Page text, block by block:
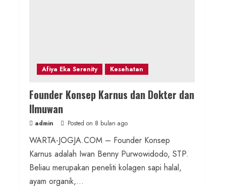
Afiya Eka Serenity Kesehatan
Founder Konsep Karnus dan Dokter dan
Ilmuwan
admin Posted on 8 bulan ago
WARTA-JOGJA.COM – Founder Konsep
Karnus adalah Iwan Benny Purwowidodo, STP.
Beliau merupakan peneliti kolagen sapi halal,
ayam organik,...